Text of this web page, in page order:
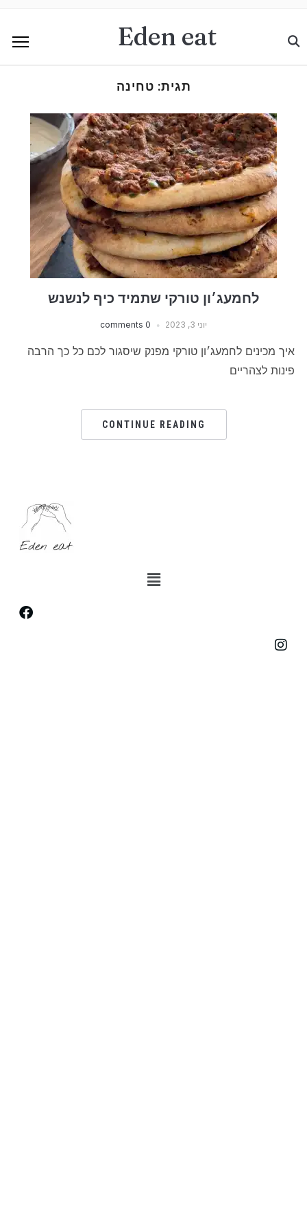
Eden eat
תגית: טחינה
לחמעג׳ון טורקי שתמיד כיף לנשנש
יוני 3, 2023 0 comments
איך מכינים לחמעג׳ון טורקי מפנק שיסגור לכם כל כך הרבה
פינות לצהריים
CONTINUE READING